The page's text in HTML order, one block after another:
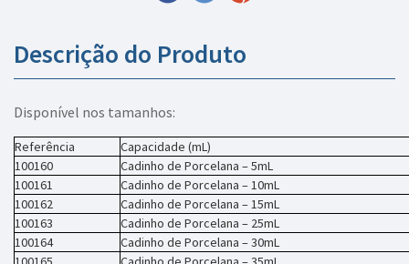
Descrição do Produto
Disponível nos tamanhos:
Referência
Capacidade (mL)
100160
Cadinho de Porcelana – 5mL
100161
Cadinho de Porcelana – 10mL
100162
Cadinho de Porcelana – 15mL
100163
Cadinho de Porcelana – 25mL
100164
Cadinho de Porcelana – 30mL